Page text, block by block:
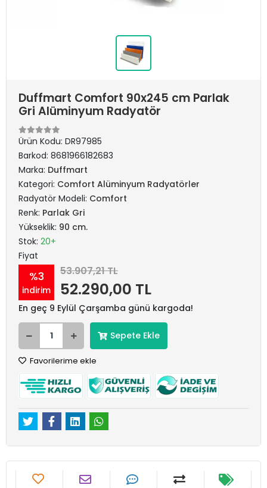
Duffmart Comfort 90x245 cm Parlak
Gri Alüminyum Radyatör
Ürün Kodu: DR97985
Barkod: 8681966182683
Marka: Duffmart
Kategori: Comfort Alüminyum Radyatörler
Radyatör Modeli: Comfort
Renk: Parlak Gri
Yükseklik: 90 cm.
Stok: 20+
Fiyat
%3
indirim
53.907,21 TL
52.290,00 TL
En geç 9 Eylül Çarşamba günü kargoda!
Sepete Ekle
Favorilerime ekle